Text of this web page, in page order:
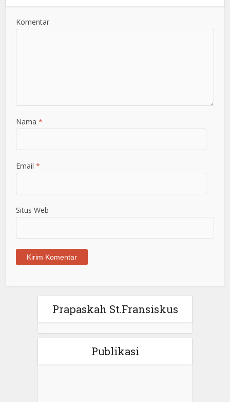
Komentar
Nama*
Email*
Situs Web
Prapaskah St.Fransiskus
Publikasi